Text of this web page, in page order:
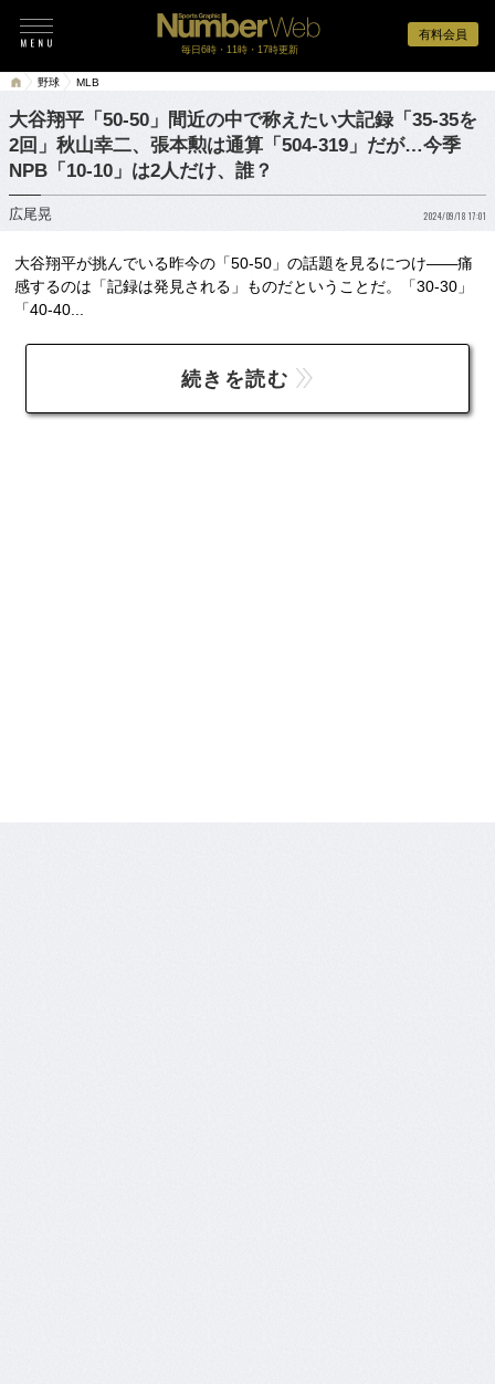
有料会員
毎日6時・11時・17時更新
野球 MLB
大谷翔平「50-50」間近の中で称えたい大記録「35-35を
2回」秋山幸二、張本勲は通算「504-319」だが…今季
NPB「10-10」は2人だけ、誰？
広尾晃 2024/09/18 17:01
大谷翔平が挑んでいる昨今の「50-50」の話題を見るにつけ――痛
感するのは「記録は発見される」ものだということだ。「30-30」
「40-40...
続きを読む